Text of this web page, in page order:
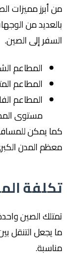
أبرز مميزات الصين
من الوجهات
إلى الصين.
المطاعم الشعبية: من 15 إلى 40
المطاعم المتوسطة: من 40 إلى
مستوى المطعم.
يمكن للمسافرين
المدن الكبرى
الصين واحدة من
يجعل التنقل بين